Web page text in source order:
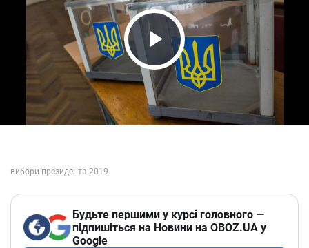
Play Video
Будьте першими у курсі головного —
підпишіться на Новини на OBOZ.UA у
Google